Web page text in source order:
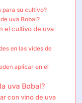
para su cultivo?
uva Bobal?
el cultivo de uva
en las vides de
aplicar en el
uva Bobal?
con vino de uva